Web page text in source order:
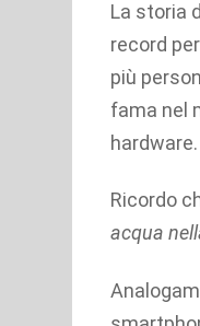
La storia
record
più
fama nel
hardware.
Ricordo
acqua